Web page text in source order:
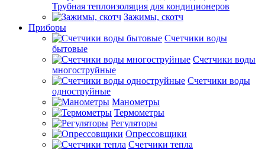
Трубная теплоизоляция для кондиционеров
Зажимы, скотч
Приборы
Счетчики воды
бытовые
Счетчики воды
многоструйные
Счетчики воды
одноструйные
Манометры
Термометры
Регуляторы
Опрессовщики
Счетчики тепла